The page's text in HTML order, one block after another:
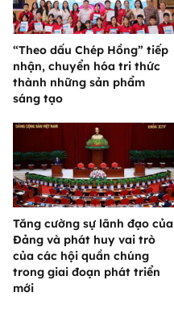
“Theo dấu Chép Hồng” tiếp
nhận, chuyển hóa tri thức
thành những sản phẩm
sáng tạo
Tăng cường sự lãnh đạo của
Đảng và phát huy vai trò
của các hội quần chúng
trong giai đoạn phát triển
mới